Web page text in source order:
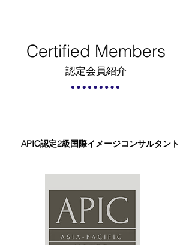
Certified Members
認定会員紹介
APIC認定2級国際イメージコンサルタント​​